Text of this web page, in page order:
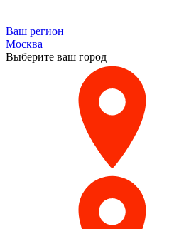
Ваш регион
Москва
Выберите ваш город